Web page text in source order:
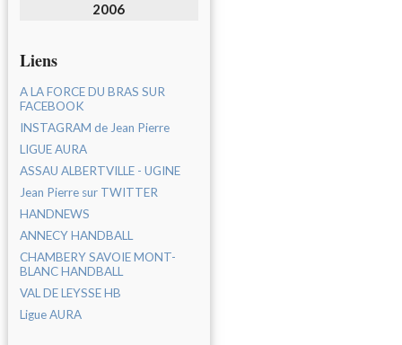
2006
Liens
A LA FORCE DU BRAS SUR
FACEBOOK
INSTAGRAM de Jean Pierre
LIGUE AURA
ASSAU ALBERTVILLE - UGINE
Jean Pierre sur TWITTER
HANDNEWS
ANNECY HANDBALL
CHAMBERY SAVOIE MONT-
BLANC HANDBALL
VAL DE LEYSSE HB
Ligue AURA